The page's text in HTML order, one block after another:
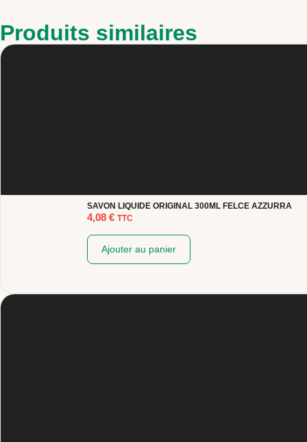
Produits similaires
SAVON LIQUIDE ORIGINAL 300ML FELCE AZZURRA
4,08 € TTC
Ajouter au panier